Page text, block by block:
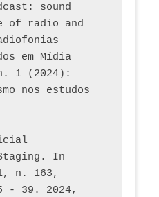
sound
of radio and
–
em Mídia
1 (2024):
nos estudos
In
n. 163,
- 39. 2024,